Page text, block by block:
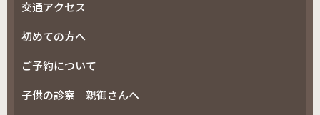
交通アクセス
初めての方へ
ご予約について
子供の診察 親御さんへ